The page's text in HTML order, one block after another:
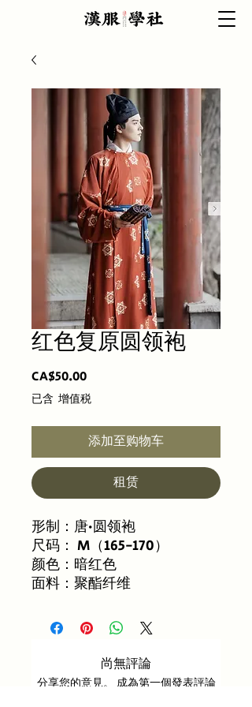
红色复原圆领袍
CA$50.00價
格
已含 增值税
添加至购物车
租赁
形制：唐·圆领袍
尺码： M（165-170）
颜色：暗红色
面料：聚酯纤维
尚無評論
分享您的意見。 成為第一個發表評論